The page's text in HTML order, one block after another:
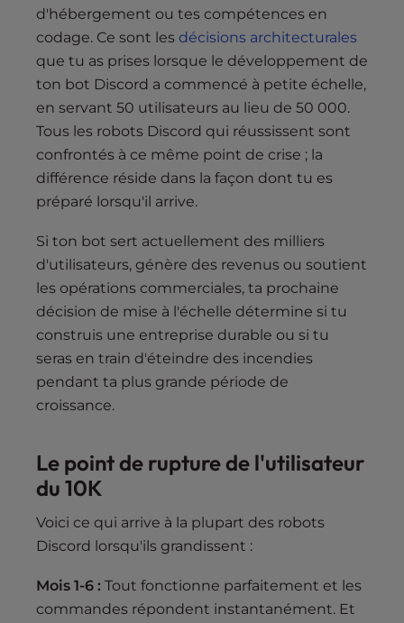
d'hébergement ou tes compétences en
codage. Ce sont les décisions architecturales
que tu as prises lorsque le développement de
ton bot Discord a commencé à petite échelle,
en servant 50 utilisateurs au lieu de 50 000.
Tous les robots Discord qui réussissent sont
confrontés à ce même point de crise ; la
différence réside dans la façon dont tu es
préparé lorsqu'il arrive.
Si ton bot sert actuellement des milliers
d'utilisateurs, génère des revenus ou soutient
les opérations commerciales, ta prochaine
décision de mise à l'échelle détermine si tu
construis une entreprise durable ou si tu
seras en train d'éteindre des incendies
pendant ta plus grande période de
croissance.
Le point de rupture de l'utilisateur
du 10K
Voici ce qui arrive à la plupart des robots
Discord lorsqu'ils grandissent :
Mois 1-6 : Tout fonctionne parfaitement et les
commandes répondent instantanément. Et